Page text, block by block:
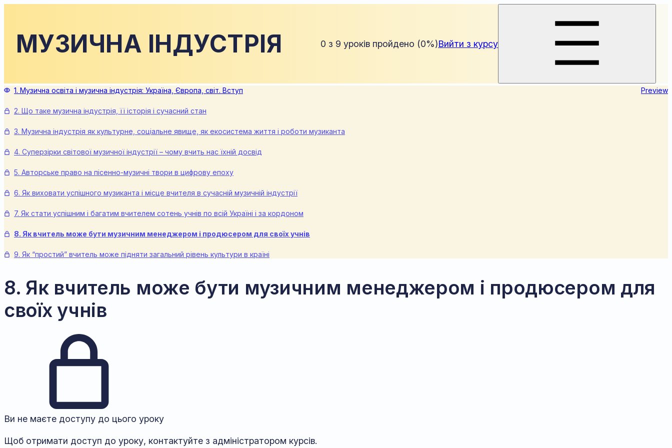
МУЗИЧНА ІНДУСТРІЯ 0 з 9 уроків пройдено (0%)Вийти з курсу
1. Музична освіта і музична індустрія: Україна, Європа, світ. Вступ Preview
2. Що таке музична індустрія, її історія і сучасний стан
3. Музична індустрія як культурне, соціальне явище, як екосистема життя і роботи музиканта
4. Суперзірки світової музичної індустрії – чому вчить нас їхній досвід
5. Авторське право на пісенно-музичні твори в цифрову епоху
6. Як виховати успішного музиканта і місце вчителя в сучасній музичній індустрії
7. Як стати успішним і багатим вчителем сотень учнів по всій Україні і за кордоном
8. Як вчитель може бути музичним менеджером і продюсером для своїх учнів
9. Як “простий” вчитель може підняти загальний рівень культури в країні
8. Як вчитель може бути музичним менеджером і продюсером для
своїх учнів
Ви не маєте доступу до цього уроку
Щоб отримати доступ до уроку, контактуйте з адміністратором курсів.